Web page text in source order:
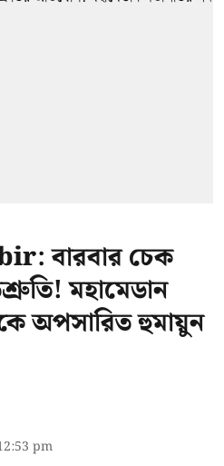
বারবার চেক
মহামেডান
অপসারিত হুমায়ুন
pm